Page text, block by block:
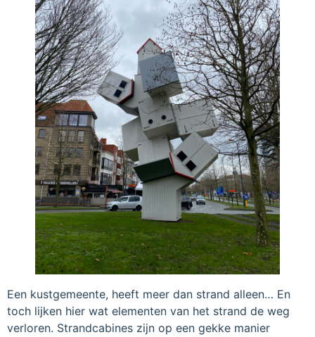
Een kustgemeente, heeft meer dan strand alleen… En
toch lijken hier wat elementen van het strand de weg
verloren. Strandcabines zijn op een gekke manier